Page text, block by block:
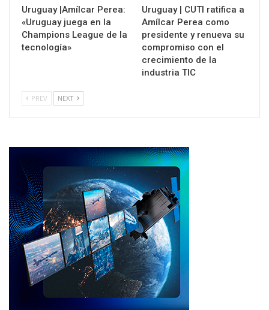
Uruguay |Amílcar Perea:
«Uruguay juega en la
Champions League de la
tecnología»
Uruguay | CUTI ratifica a
Amílcar Perea como
presidente y renueva su
compromiso con el
crecimiento de la
industria TIC
PREV NEXT